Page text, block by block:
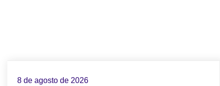
8 de agosto de 2026